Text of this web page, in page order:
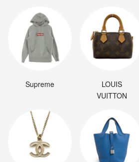
Supreme
LOUIS
VUITTON